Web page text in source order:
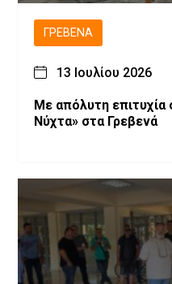
ΓΡΕΒΕΝΆ
13 Ιουλίου 2026
Με απόλυτη
Νύχτα» στα Γρεβενά